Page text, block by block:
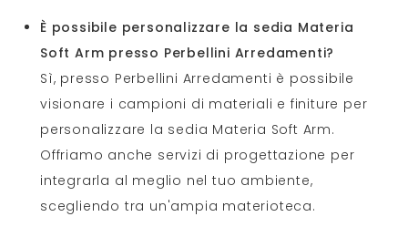
È possibile personalizzare la sedia Materia
Soft Arm presso Perbellini Arredamenti?
Sì, presso Perbellini Arredamenti è possibile
visionare i campioni di materiali e finiture per
personalizzare la sedia Materia Soft Arm.
Offriamo anche servizi di progettazione per
integrarla al meglio nel tuo ambiente,
scegliendo tra un'ampia materioteca.